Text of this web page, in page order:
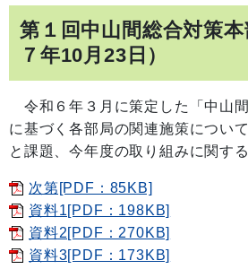
第１回中山間総合対策
７年10月23日）
令和６年３月に策定した「中山間
に基づく各部局の関連施策につい
と課題、今年度の取り組みに関す
次第[PDF：85KB]
資料1[PDF：198KB]
資料2[PDF：270KB]
資料3[PDF：173KB]